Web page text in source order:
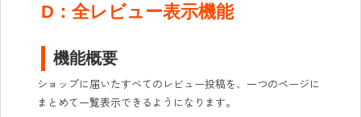
D：全レビュー表示機能
機能概要
ショップに届いたすべてのレビュー投稿を、一つのページに
まとめて一覧表示できるようになります。